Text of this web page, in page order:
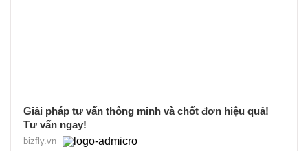
Giải pháp tư vấn thông minh và chốt đơn hiệu quả!
Tư vấn ngay!
bizfly.vn